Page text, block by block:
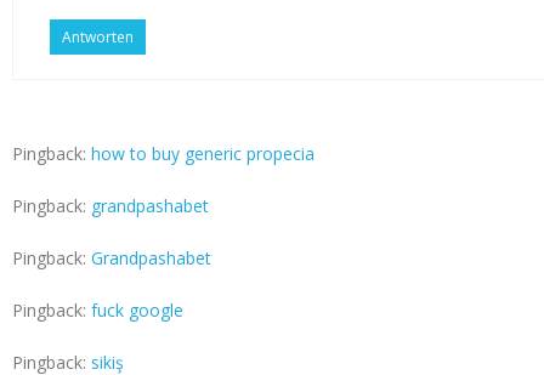
Antworten
Pingback: how to buy generic propecia
Pingback: grandpashabet
Pingback: Grandpashabet
Pingback: fuck google
Pingback: sikiş